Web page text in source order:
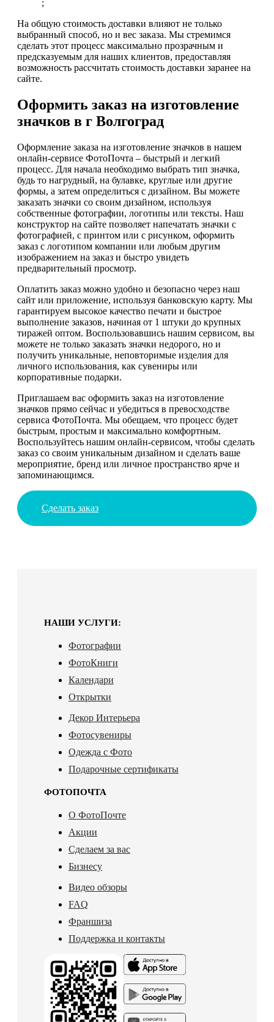
;
На общую стоимость доставки влияют не только
выбранный способ, но и вес заказа. Мы стремимся
сделать этот процесс максимально прозрачным и
предсказуемым для наших клиентов, предоставляя
возможность рассчитать стоимость доставки заранее на
сайте.
Оформить заказ на изготовление
значков в г Волгоград
Оформление заказа на изготовление значков в нашем
онлайн-сервисе ФотоПочта – быстрый и легкий
процесс. Для начала необходимо выбрать тип значка,
будь то нагрудный, на булавке, круглые или другие
формы, а затем определиться с дизайном. Вы можете
заказать значки со своим дизайном, используя
собственные фотографии, логотипы или тексты. Наш
конструктор на сайте позволяет напечатать значки с
фотографией, с принтом или с рисунком, оформить
заказ с логотипом компании или любым другим
изображением на заказ и быстро увидеть
предварительный просмотр.
Оплатить заказ можно удобно и безопасно через наш
сайт или приложение, используя банковскую карту. Мы
гарантируем высокое качество печати и быстрое
выполнение заказов, начиная от 1 штуки до крупных
тиражей оптом. Воспользовавшись нашим сервисом, вы
можете не только заказать значки недорого, но и
получить уникальные, неповторимые изделия для
личного использования, как сувениры или
корпоративные подарки.
Приглашаем вас оформить заказ на изготовление
значков прямо сейчас и убедиться в превосходстве
сервиса ФотоПочта. Мы обещаем, что процесс будет
быстрым, простым и максимально комфортным.
Воспользуйтесь нашим онлайн-сервисом, чтобы сделать
заказ со своим уникальным дизайном и сделать ваше
мероприятие, бренд или личное пространство ярче и
запоминающимся.
Сделать заказ
НАШИ УСЛУГИ:
Фотографии
ФотоКниги
Календари
Открытки
Декор Интерьера
Фотосувениры
Одежда с Фото
Подарочные сертификаты
ФОТОПОЧТА
О ФотоПочте
Акции
Сделаем за вас
Бизнесу
Видео обзоры
FAQ
Франшиза
Поддержка и контакты